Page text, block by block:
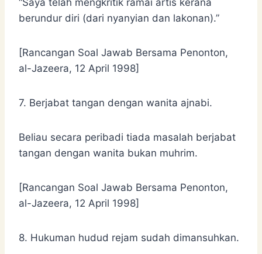
berundur diri (dari nyanyian dan lakonan).”
[Rancangan Soal Jawab Bersama Penonton,
al-Jazeera, 12 April 1998]
7. Berjabat tangan dengan wanita ajnabi.
Beliau secara peribadi tiada masalah berjabat
tangan dengan wanita bukan muhrim.
[Rancangan Soal Jawab Bersama Penonton,
al-Jazeera, 12 April 1998]
8. Hukuman hudud rejam sudah dimansuhkan.